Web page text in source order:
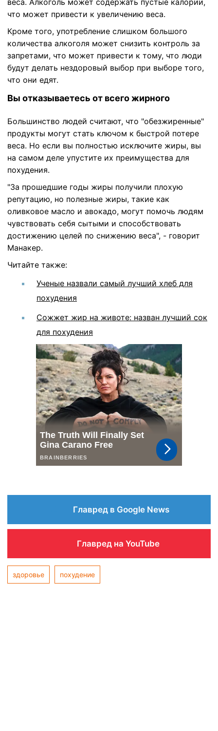
веса. Алкоголь может содержать пустые калории,
что может привести к увеличению веса.
Кроме того, употребление слишком большого
количества алкоголя может снизить контроль за
запретами, что может привести к тому, что люди
будут делать нездоровый выбор при выборе того,
что они едят.
Вы отказываетесь от всего жирного
Большинство людей считают, что "обезжиренные"
продукты могут стать ключом к быстрой потере
веса. Но если вы полностью исключите жиры, вы
на самом деле упустите их преимущества для
похудения.
"За прошедшие годы жиры получили плохую
репутацию, но полезные жиры, такие как
оливковое масло и авокадо, могут помочь людям
чувствовать себя сытыми и способствовать
достижению целей по снижению веса", - говорит
Манакер.
Читайте также:
Ученые назвали самый лучший хлеб для
похудения
Сожжет жир на животе: назван лучший сок
для похудения
Главред в Google News
Главред на YouTube
здоровье похудение